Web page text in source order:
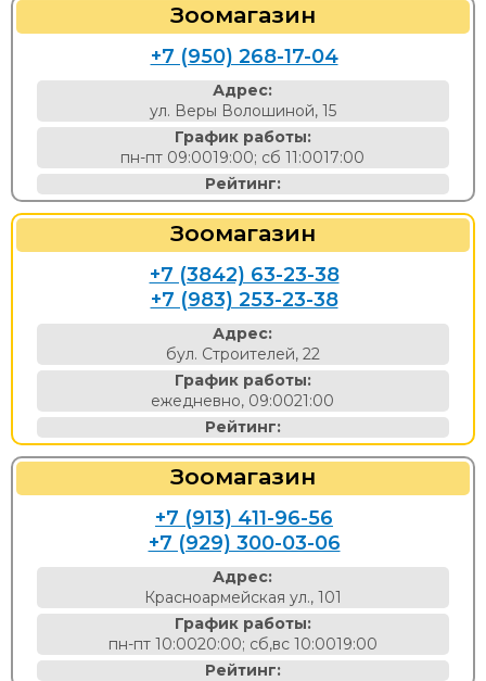
Зоомагазин
+7 (950) 268-17-04
Адрес:
ул. Веры Волошиной, 15
График работы:
пн-пт 09:0019:00; сб 11:0017:00
Рейтинг:
Зоомагазин
+7 (3842) 63-23-38
+7 (983) 253-23-38
Адрес:
бул. Строителей, 22
График работы:
ежедневно, 09:0021:00
Рейтинг:
Зоомагазин
+7 (913) 411-96-56
+7 (929) 300-03-06
Адрес:
Красноармейская ул., 101
График работы:
пн-пт 10:0020:00; сб,вс 10:0019:00
Рейтинг: